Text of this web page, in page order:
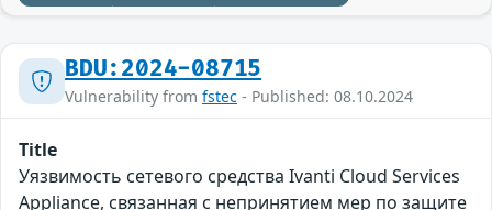
BDU:2024-08715
Vulnerability from fstec - Published: 08.10.2024
Title
Уязвимость сетевого средства Ivanti Cloud Services
Appliance, связанная с непринятием мер по защите